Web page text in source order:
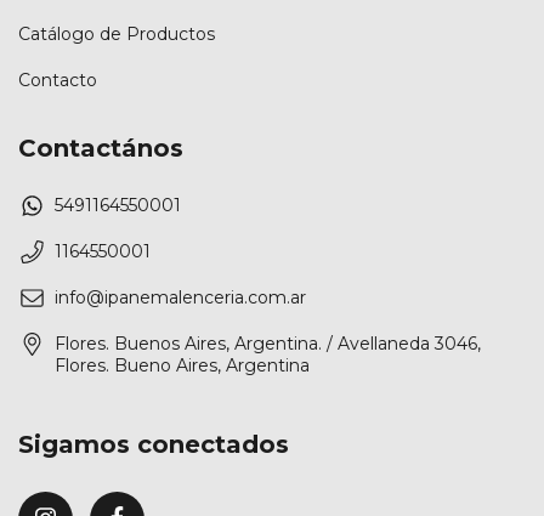
Catálogo de Productos
Contacto
Contactános
5491164550001
1164550001
info@ipanemalenceria.com.ar
Flores. Buenos Aires, Argentina. / Avellaneda 3046,
Flores. Bueno Aires, Argentina
Sigamos conectados